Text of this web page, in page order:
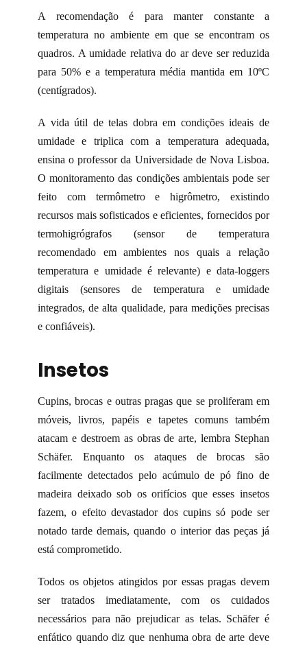
A recomendação é para manter constante a
temperatura no ambiente em que se encontram os
quadros. A umidade relativa do ar deve ser reduzida
para 50% e a temperatura média mantida em 10ºC
(centígrados).
A vida útil de telas dobra em condições ideais de
umidade e triplica com a temperatura adequada,
ensina o professor da Universidade de Nova Lisboa.
O monitoramento das condições ambientais pode ser
feito com termômetro e higrômetro, existindo
recursos mais sofisticados e eficientes, fornecidos por
termohigrógrafos (sensor de temperatura
recomendado em ambientes nos quais a relação
temperatura e umidade é relevante) e data-loggers
digitais (sensores de temperatura e umidade
integrados, de alta qualidade, para medições precisas
e confiáveis).
Insetos
Cupins, brocas e outras pragas que se proliferam em
móveis, livros, papéis e tapetes comuns também
atacam e destroem as obras de arte, lembra Stephan
Schäfer. Enquanto os ataques de brocas são
facilmente detectados pelo acúmulo de pó fino de
madeira deixado sob os orifícios que esses insetos
fazem, o efeito devastador dos cupins só pode ser
notado tarde demais, quando o interior das peças já
está comprometido.
Todos os objetos atingidos por essas pragas devem
ser tratados imediatamente, com os cuidados
necessários para não prejudicar as telas. Schäfer é
enfático quando diz que nenhuma obra de arte deve